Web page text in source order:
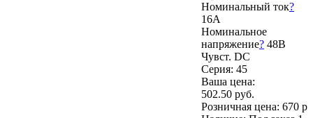
Номинальный ток?
16А
Номинальное
напряжение? 48В
Чувст. DC
Серия: 45
Ваша цена:
502.50 руб.
Розничная цена: 670 р